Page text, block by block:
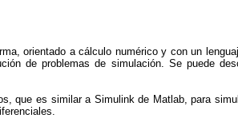
orientado a cálculo numérico y con un
de problemas de simulación. Se puede
que es similar a Simulink de Matlab, para